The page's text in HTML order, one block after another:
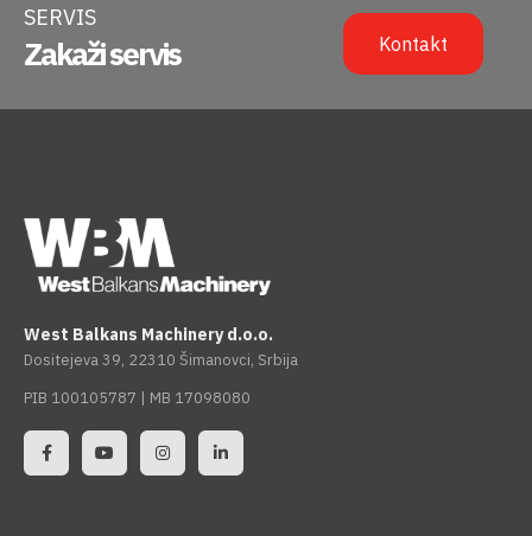
SERVIS
Zakaži servis Kontakt
West Balkans Machinery d.o.o.
Dositejeva 39, 22310 Šimanovci, Srbija
PIB 100105787 | MB 17098080